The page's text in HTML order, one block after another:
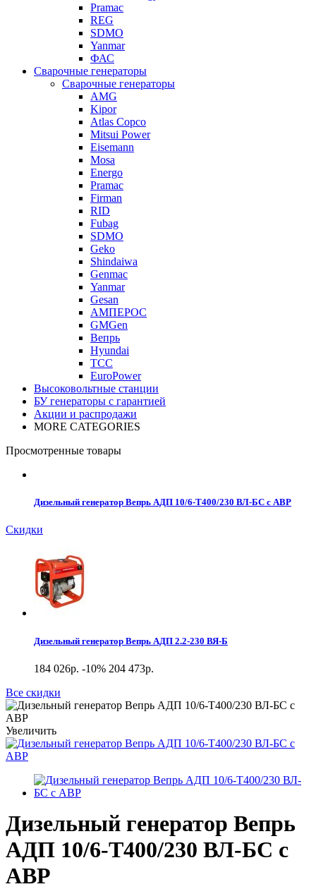
Pramac
REG
SDMO
Yanmar
ФАС
Сварочные генераторы
Сварочные генераторы
AMG
Kipor
Atlas Copco
Mitsui Power
Eisemann
Mosa
Energo
Pramac
Firman
RID
Fubag
SDMO
Geko
Shindaiwa
Genmac
Yanmar
Gesan
АМПЕРОС
GMGen
Вепрь
Hyundai
ТСС
EuroPower
Высоковольтные станции
БУ генераторы с гарантией
Акции и распродажи
MORE CATEGORIES
Просмотренные товары
Дизельный генератор Вепрь АДП 10/6-Т400/230 ВЛ-БС с АВР
Скидки
Дизельный генератор Вепрь АДП 2.2-230 ВЯ-Б
184 026р. -10% 204 473р.
Все скидки
Увеличить
Дизельный генератор Вепрь
АДП 10/6-Т400/230 ВЛ-БС с
АВР